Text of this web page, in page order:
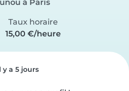
à Paris
Taux horaire
15,00 €/heure
y a 5 jours